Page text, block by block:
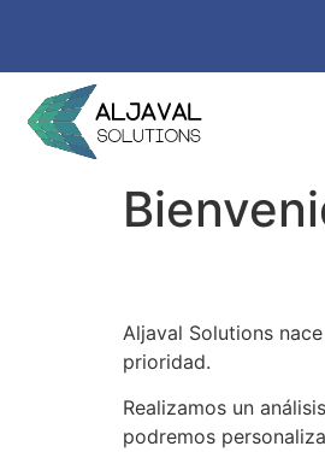
Aljaval Solutions
prioridad.
Realizamos un
podremos